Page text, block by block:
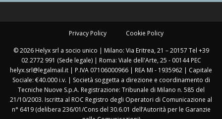
Privacy Policy Cookie Policy
© 2026 Helyx srl a socio unico | Milano: Via Eritrea, 21 – 20157 Tel +39
02 2772 991 (Sede legale) | Roma: Viale dell'Arte, 25 - 00144 PEC
helyx.srl@legalmail.it | P.IVA 07106000966 | REA MI - 1935962 | Capitale
Sociale: €40.000 i.v. | Società soggetta a direzione e coordinamento di
Tecniche Nuove S.p.A. Registrazione: Tribunale di Milano n. 585 del
21/10/2003. Iscritta al ROC Registro degli Operatori di Comunicazione al
n° 6419 (delibera 236/01/Cons del 30.6.01 dell’Autorità per le Garanzie